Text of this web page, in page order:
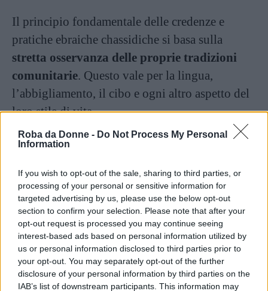
Roba da Donne - Do Not Process My Personal
Information
If you wish to opt-out of the sale, sharing to third parties, or
processing of your personal or sensitive information for
targeted advertising by us, please use the below opt-out
section to confirm your selection. Please note that after your
opt-out request is processed you may continue seeing
interest-based ads based on personal information utilized by
us or personal information disclosed to third parties prior to
your opt-out. You may separately opt-out of the further
disclosure of your personal information by third parties on the
IAB’s list of downstream participants. This information may
Il principio fondamentale delle credenze e
pratiche ebraiche chassidiche si basa sulla
stretta osservanza delle proprie tradizioni
comunitarie. Questo vale per la lingua,
l’abbigliamento, il cibo e ogni altro aspetto del
loro stile di vita.
Gli insegnamenti chassidici suggeriscono che
rivelare un’essenza spirituale se affrontati con
fervore. Concentrando le intenzioni religiose
verso tutti gli atti, sperano di porre fine alla
persecuzione terrena e alla sofferenza di tutti gli
ebrei.
Loyiddish, una fusione di tedesco misto a